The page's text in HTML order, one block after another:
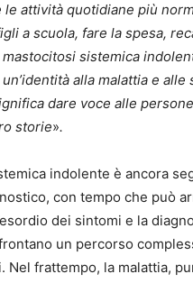
attività quotidiane più
a scuola, fare la spesa,
sistemica
alla malattia e alle
dare voce alle
storie».
indolente è ancora
con tempo che può
dei sintomi e la
un percorso
Nel frattempo, la malattia,